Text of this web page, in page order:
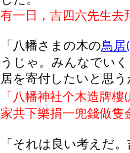
有一日，吉四六先生去
「八幡さまの木の鳥居(
うじゃ。みんなでい
居を寄付したいと思
「八幡神社个木造牌樓(
家共下樂捐一兜錢做隻
「それは良い考えだ